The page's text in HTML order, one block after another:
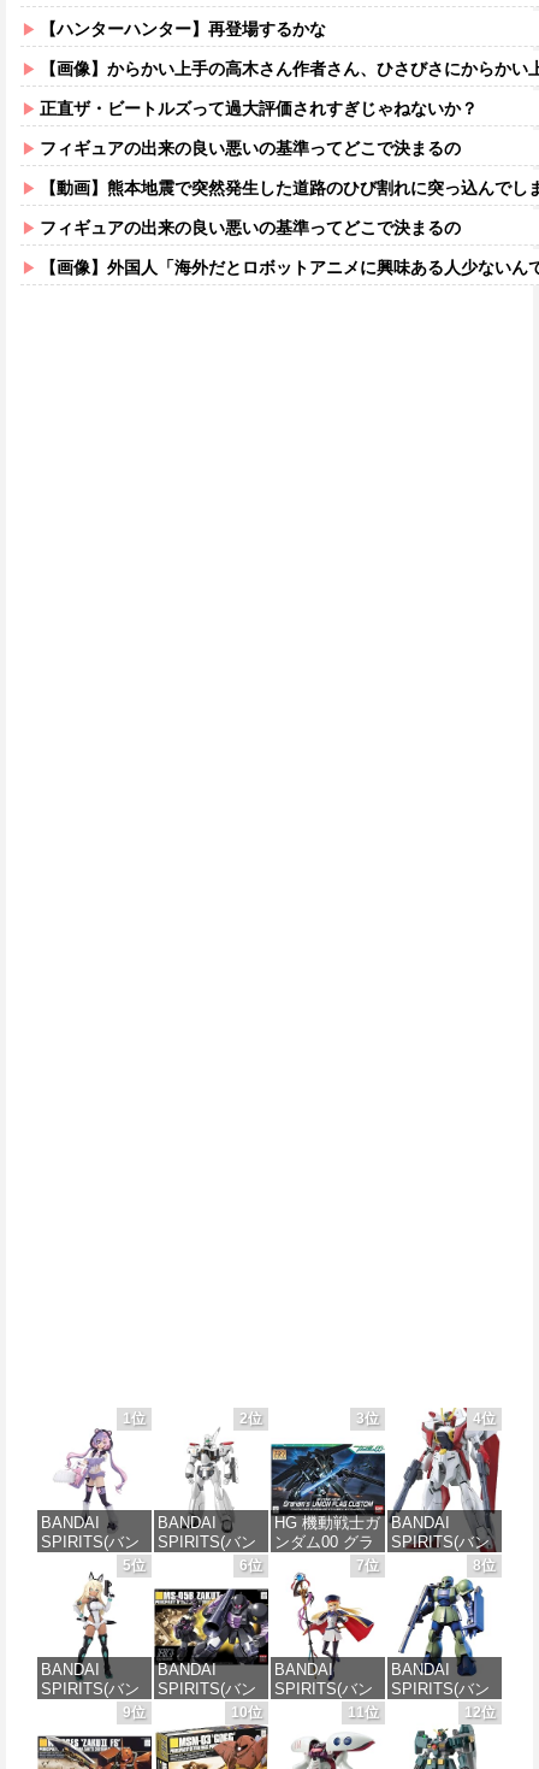
【ハンターハンター】再登場するかな
【画像】からかい上手の高木さん作者さん、ひさびさにからかい上手の高木
正直ザ・ビートルズって過大評価されすぎじゃねないか？
フィギュアの出来の良い悪いの基準ってどこで決まるの
【動画】熊本地震で突然発生した道路のひび割れに突っ込んでし
フィギュアの出来の良い悪いの基準ってどこで決まるの
【画像】外国人「海外だとロボットアニメに興味ある人少ないん
1位
BANDAI
SPIRITS(バン
ダイ スピリッ
ツ) 30MS SIS-
J00 メルンジ
ャ[カラーA] 色
分け済みプラ
モデル
価格：¥4,200
2位
BANDAI
SPIRITS(バン
ダイ スピリッ
ツ) 機動警察パ
トレイバー
EZY RG 1/48
AV-98Plus (イ
ングラム・プ
ラス) 色分け済
みプラモデル
価格：¥6,000
3位
HG 機動戦士ガ
ンダム00 グラ
ハム専用ユニ
オンフラッグ
カスタム 1/144
スケール 色分
け済みプラモ
デル
価格：¥1,800
4位
BANDAI
SPIRITS(バン
ダイ スピリッ
ツ) HGAW 機
動新世紀ガン
ダムX ガンダ
ムエアマスタ
ー 1/144スケー
ル 色分け済み
プラモデル
価格：¥3,000
5位
BANDAI
SPIRITS(バン
ダイスピリッ
ツ) 30MS SIS-
H00 セスティ
6位
BANDAI
SPIRITS(バン
ダイ スピリッ
ツ) HGUC 機動
戦士ガンダム
7位
BANDAI
SPIRITS(バン
ダイ スピリッ
Fate/Grand
8位
BANDAI
SPIRITS(バン
ダイ スピリッ
ツ) HGUC
1/144 HGUC
9位 10位 11位 12位